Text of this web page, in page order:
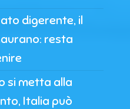
digerente, il
resta
si metta alla
Italia può